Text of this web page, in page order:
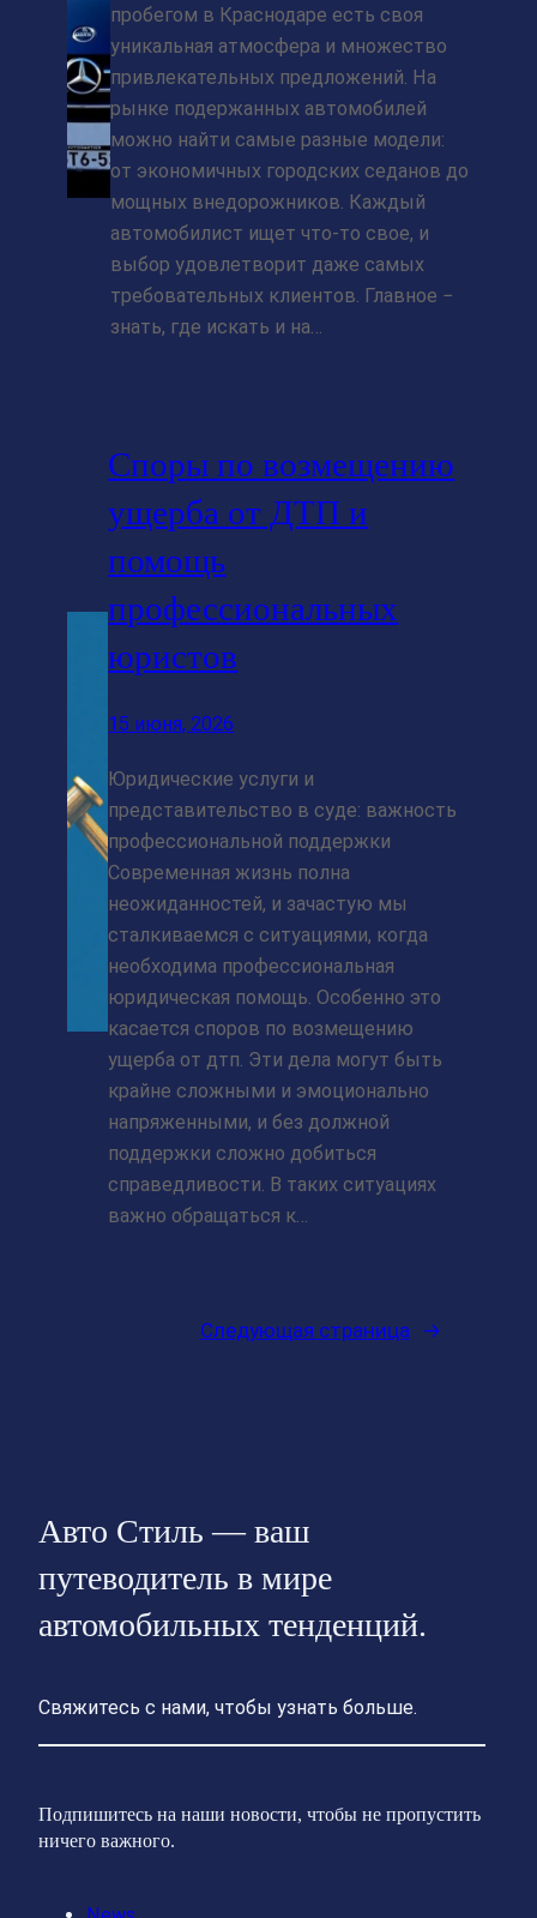
пробегом в Краснодаре есть своя
уникальная атмосфера и множество
привлекательных предложений. На
рынке подержанных автомобилей
можно найти самые разные модели:
от экономичных городских седанов до
мощных внедорожников. Каждый
автомобилист ищет что-то свое, и
выбор удовлетворит даже самых
требовательных клиентов. Главное −
знать, где искать и на…
Споры по возмещению
ущерба от ДТП и
помощь
профессиональных
юристов
15 июня, 2026
Юридические услуги и
представительство в суде: важность
профессиональной поддержки
Современная жизнь полна
неожиданностей, и зачастую мы
сталкиваемся с ситуациями, когда
необходима профессиональная
юридическая помощь. Особенно это
касается споров по возмещению
ущерба от дтп. Эти дела могут быть
крайне сложными и эмоционально
напряженными, и без должной
поддержки сложно добиться
справедливости. В таких ситуациях
важно обращаться к…
Следующая страница →
Авто Стиль — ваш
путеводитель в мире
автомобильных тенденций.
Свяжитесь с нами, чтобы узнать больше.
Подпишитесь на наши новости, чтобы не пропустить
ничего важного.